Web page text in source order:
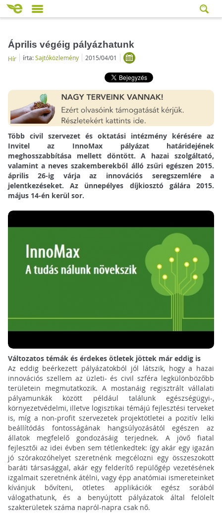
Április végéig pályázhatunk
Hír írta:Sajtóközlemény 2015/04/01
Több civil szervezet és oktatási intézmény kérésére az
Invitel az InnoMax pályázat határidejének
meghosszabbítása mellett döntött. A hazai szolgáltató,
valamint a neves szakemberekből álló zsűri egészen 2015.
április 26-ig várja az innovációs seregszemlére a
jelentkezéseket. Az ünnepélyes díjkiosztó gálára 2015.
május 14-én kerül sor.
Változatos témák és érdekes ötletek jöttek már eddig is
Az eddig beérkezett pályázatokból jól látszik, hogy a hazai
innovációs szellem az üzleti- és civil szféra legkülönbözőbb
területein megmutatkozik. A mostanáig regisztrált vállalati
pályamunkák között például találunk egészségügyi-,
környezetvédelmi, illetve logisztikai témájú fejlesztési terveket
is, míg a non-profit szervezetek projektötletei a pozitív lelki
beállítódás fontosságának hangsúlyozásától egészen az
állatok megfelelő gondozásáig terjednek. A jövő fiatal
fejlesztői az idei évben sem tétlenkedtek: így akár egy igazán
jó szórakozóhelyet szeretnénk megcélozni egy összeszokott
baráti társasággal, akár egy felderítő repülőgép vezetésének
izgalmait szeretnénk átélni, vagy épp anatómiai ismereteinket
kívánjuk bővíteni, ötletes applikációk egész sorából
válogathatunk, és a benyújtott pályázatok által felölelt
szakterületek száma napról-napra csak nő.